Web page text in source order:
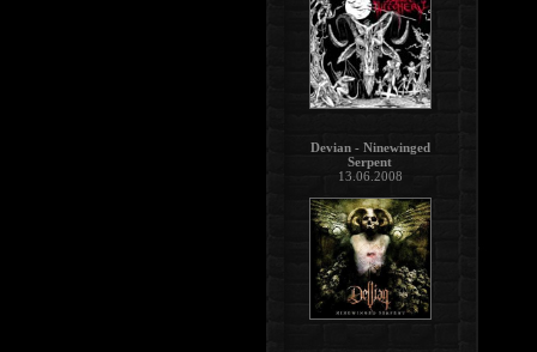
Devian - Ninewinged
Serpent
13.06.2008